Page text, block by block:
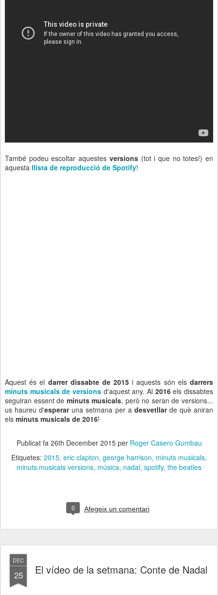
També podeu escoltar aquestes versions(tot i que no totes!) en
aquesta llista de reproducció de Spotify!
Aquest és el darrer dissabte de 2015 i aquests són elsdarrers
minuts musicals de versions d'aquest any. Al 2016els dissabtes
seguiran essent de minuts musicals, però no seran de versions...
us haureu d'esperaruna setmana per a desvetllarde què aniran
els minuts musicals de 2016!
Publicat fa 26th December 2015per Roger Casero Gumbau
Etiquetes: 2015 eric clapton george harrison minuts musicals
minuts musicals versions música nadal spotify the beatles
0 Afegeix un comentari
DEC
25 El vídeo de la setmana: Conte de Nadal